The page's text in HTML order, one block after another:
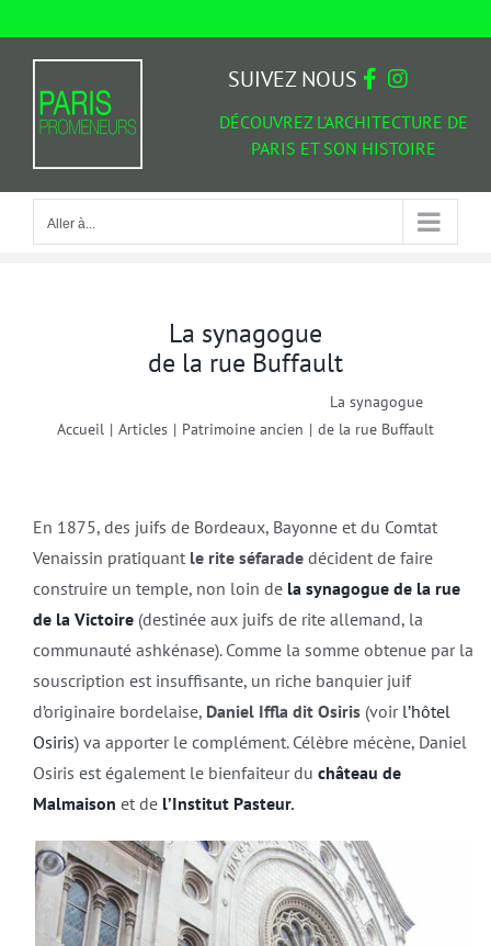
Aller à...
DÉCOUVREZ L'ARCHITECTURE DE
PARIS ET SON HISTOIRE
SUIVEZ NOUS
Aller à...
La synagogue
de la rue Buffault
Accueil | Articles | Patrimoine ancien |
La synagogue
de la rue Buffault
En 1875, des juifs de Bordeaux, Bayonne et du Comtat
Venaissin pratiquant le rite séfaradedécident de faire
construire un temple, non loin de la synagogue de la rue
de la Victoire(destinée aux juifs de rite allemand, la
communauté ashkénase). Comme la somme obtenue par la
souscription est insuffisante, un riche banquier juif
d’originaire bordelaise, Daniel Iffla dit Osiris(voir l’hôtel
Osiris) va apporter le complément. Célèbre mécène, Daniel
Osiris est également le bienfaiteur du château de
Malmaison et de l’Institut Pasteur.